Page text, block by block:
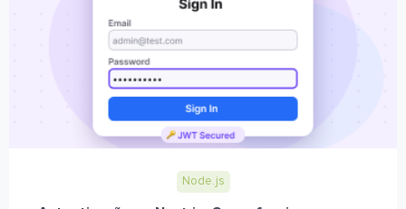
Node.js